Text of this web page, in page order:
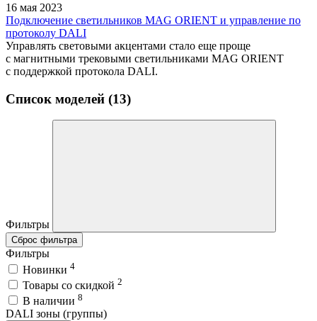
16 мая 2023
Подключение светильников MAG ORIENT и управление по
протоколу DALI
Управлять световыми акцентами стало еще проще
с магнитными трековыми светильниками MAG ORIENT
с поддержкой протокола DALI.
Список моделей (13)
Фильтры
Сброс фильтра
Фильтры
Новинки 4
Товары со скидкой 2
В наличии 8
DALI зоны (группы)